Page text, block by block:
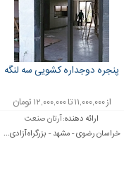
پنجره دوجداره کشویی سه لنگه
از ۱۱,۰۰۰,۰۰۰ تا ۱۲,۰۰۰,۰۰۰ تومان
ارائه دهنده:آرتان صنعت
خراسان رضوی - مشهد - بزرگراه آزادی...